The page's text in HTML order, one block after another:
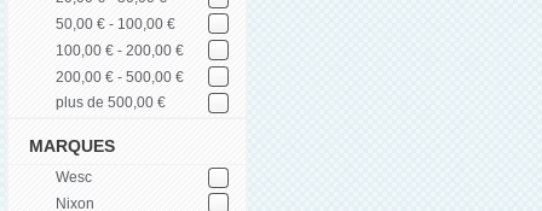
50,00 € - 100,00 €
100,00 € - 200,00 €
200,00 € - 500,00 €
plus de 500,00 €
MARQUES
Wesc
Nixon